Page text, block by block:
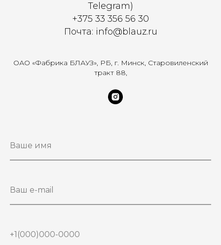
Telegram)
+375 33 356 56 30
Почта: info@blauz.ru
ОАО «Фабрика БЛАУЗ», РБ, г. Минск, Старовиленский
тракт 88,